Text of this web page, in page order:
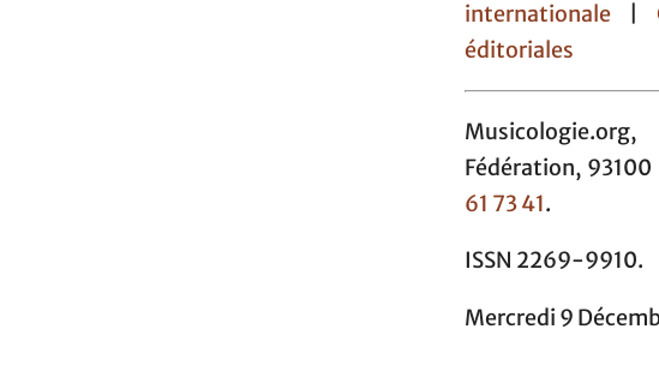
internationale
éditoriales
Fédération,
61 73 41.
ISSN 2269-9910.
Mercredi 9